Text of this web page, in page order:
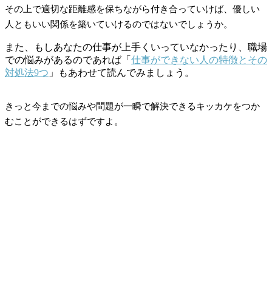
その上で適切な距離感を保ちながら付き合っていけば、優しい
人ともいい関係を築いていけるのではないでしょうか。
また、もしあなたの仕事が上手くいっていなかったり、職場
での悩みがあるのであれば「 仕事ができない人の特徴とその
対処法9つ 」もあわせて読んでみましょう。
きっと今までの悩みや問題が一瞬で解決できるキッカケをつか
むことができるはずですよ。